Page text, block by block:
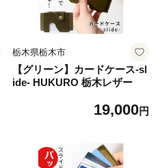
栃木県栃木市
【グリーン】カードケース-sl
ide- HUKURO 栃木レザー
19,000円